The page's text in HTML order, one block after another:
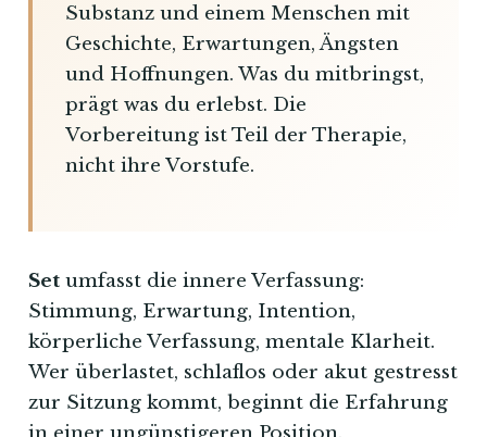
Substanz und einem Menschen mit
Geschichte, Erwartungen, Ängsten
und Hoffnungen. Was du mitbringst,
prägt was du erlebst. Die
Vorbereitung ist Teil der Therapie,
nicht ihre Vorstufe.
Set umfasst die innere Verfassung:
Stimmung, Erwartung, Intention,
körperliche Verfassung, mentale Klarheit.
Wer überlastet, schlaflos oder akut gestresst
zur Sitzung kommt, beginnt die Erfahrung